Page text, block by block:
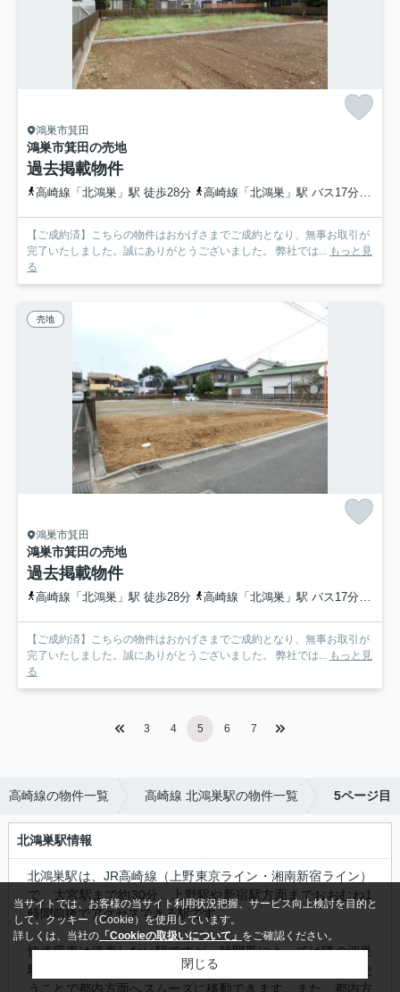
鴻巣市箕田
鴻巣市箕田の売地
過去掲載物件
高崎線「北鴻巣」駅 徒歩28分 高崎線「北鴻巣」駅 バス17分 埼玉県鴻巣市「箕田観音前」 停歩2分
【ご成約済】こちらの物件はおかげさまでご成約となり、無事お取引が
完了いたしました。誠にありがとうございました。 弊社では... もっと見
る
売地
鴻巣市箕田
鴻巣市箕田の売地
過去掲載物件
高崎線「北鴻巣」駅 徒歩28分 高崎線「北鴻巣」駅 バス17分 埼玉県鴻巣市「箕田観音前」 停歩2分
【ご成約済】こちらの物件はおかげさまでご成約となり、無事お取引が
完了いたしました。誠にありがとうございました。 弊社では... もっと見
る
3 4 5 6 7
高崎線の物件一覧 高崎線 北鴻巣駅の物件一覧 5ページ目
北鴻巣駅情報
北鴻巣駅は、JR高崎線（上野東京ライン・湘南新宿ライン）
で、大宮駅まで約30分、上野駅や新宿駅方面までおおむね1
時間前後でアクセスできる駅です。
快速電車は停車しない駅ですが、時間帯によっては隣の鴻巣
駅や桶川駅で快速電車との接続があり、乗り換えを上手に使
うことで都内方面へスムーズに移動できます。また、都内方
当サイトでは、お客様の当サイト利用状況把握、サービス向上検討を目的と
して、クッキー（Cookie）を使用しています。
詳しくは、当社の 「Cookieの取扱いについて」 をご確認ください。
閉じる